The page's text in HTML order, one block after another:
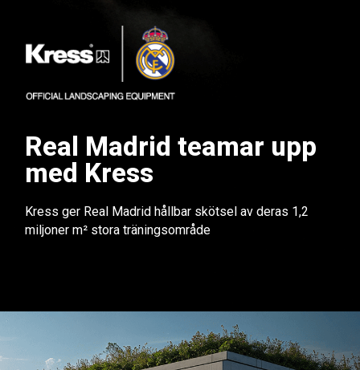
Real Madrid teamar upp
med Kress
Kress ger Real Madrid hållbar skötsel av deras 1,2
miljoner m² stora träningsområde